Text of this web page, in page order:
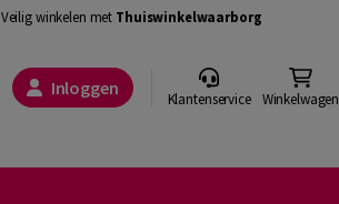
Veilig winkelen met Thuiswinkelwaarborg
Inloggen Klantenservice Winkelwagen